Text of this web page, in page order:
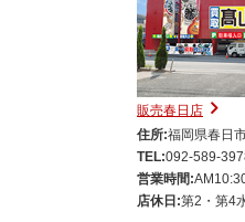
販売春日店
住所:福岡県春日
TEL:092-589-
営業時間:
店休日:第2・第4